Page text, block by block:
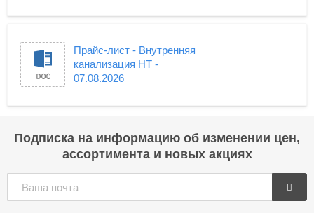
Прайс-лист - Внутренняя
канализация HT -
07.08.2026
Подписка на информацию об изменении цен,
ассортимента и новых акциях